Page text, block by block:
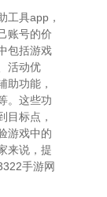
工具app，
账号的价
包括游戏
活动优
助功能，
。这些功
目标点，
游戏中的
来说，提
手游网